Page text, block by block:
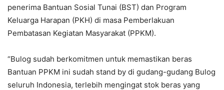
penerima Bantuan Sosial Tunai (BST) dan Program
Keluarga Harapan (PKH) di masa Pemberlakuan
Pembatasan Kegiatan Masyarakat (PPKM).
“Bulog sudah berkomitmen untuk memastikan beras
Bantuan PPKM ini sudah stand by di gudang-gudang Bulog
seluruh Indonesia, terlebih mengingat stok beras yang